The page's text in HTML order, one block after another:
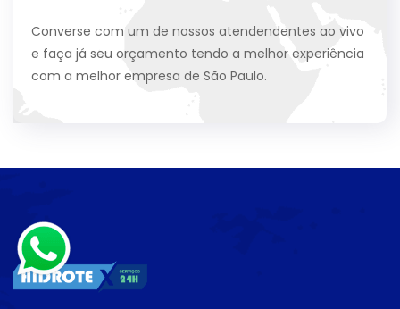
Converse com um de nossos atendendentes ao vivo
e faça já seu orçamento tendo a melhor experiência
com a melhor empresa de São Paulo.